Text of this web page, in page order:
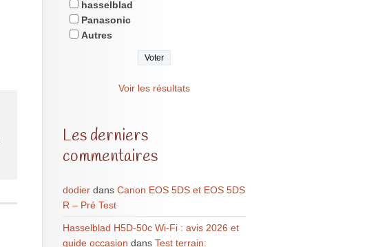
hasselblad
Panasonic
Autres
Voir les résultats
Les derniers
commentaires
dodierdans Canon EOS 5DS et EOS 5DS
R – Pré Test
Hasselblad H5D-50c Wi-Fi : avis 2026 et
guide occasion dans Test terrain: